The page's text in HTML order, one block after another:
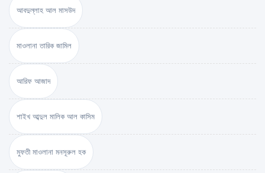
আবদুল্লাহ আল মাসউদ
মাওলানা তারিক জামিল
আরিফ আজাদ
শাইখ আব্দুল মালিক আল কাসিম
মুফতী মাওলানা মনসূরুল হক